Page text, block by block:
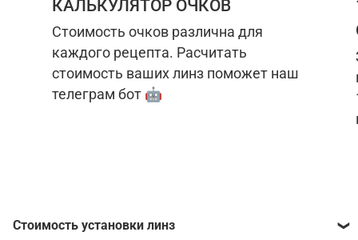
КАЛЬКУЛЯТОР ОЧКОВ
Стоимость очков различна для
каждого рецепта. Расчитать
стоимость ваших линз поможет наш
телеграм бот 🤖
Стоимость установки линз